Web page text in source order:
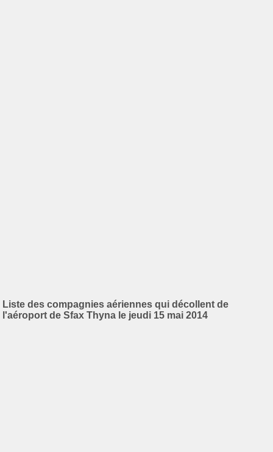
Liste des compagnies aériennes qui décollent de
l'aéroport de Sfax Thyna le jeudi 15 mai 2014